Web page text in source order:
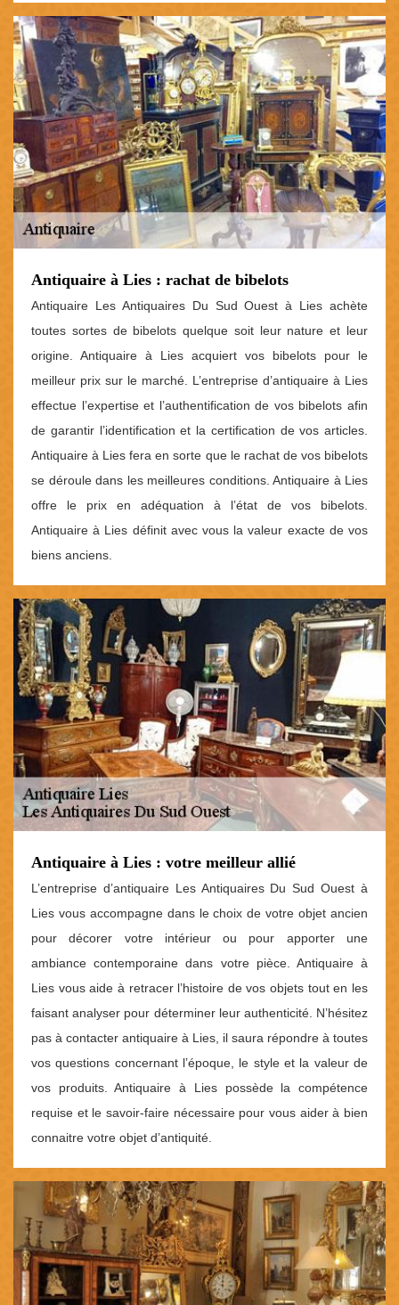
Antiquaire à Lies : rachat de bibelots
Antiquaire Les Antiquaires Du Sud Ouest à Lies achète
toutes sortes de bibelots quelque soit leur nature et leur
origine. Antiquaire à Lies acquiert vos bibelots pour le
meilleur prix sur le marché. L’entreprise d’antiquaire à Lies
effectue l’expertise et l’authentification de vos bibelots afin
de garantir l’identification et la certification de vos articles.
Antiquaire à Lies fera en sorte que le rachat de vos bibelots
se déroule dans les meilleures conditions. Antiquaire à Lies
offre le prix en adéquation à l’état de vos bibelots.
Antiquaire à Lies définit avec vous la valeur exacte de vos
biens anciens.
Antiquaire à Lies : votre meilleur allié
L’entreprise d’antiquaire Les Antiquaires Du Sud Ouest à
Lies vous accompagne dans le choix de votre objet ancien
pour décorer votre intérieur ou pour apporter une
ambiance contemporaine dans votre pièce. Antiquaire à
Lies vous aide à retracer l’histoire de vos objets tout en les
faisant analyser pour déterminer leur authenticité. N’hésitez
pas à contacter antiquaire à Lies, il saura répondre à toutes
vos questions concernant l’époque, le style et la valeur de
vos produits. Antiquaire à Lies possède la compétence
requise et le savoir-faire nécessaire pour vous aider à bien
connaitre votre objet d’antiquité.